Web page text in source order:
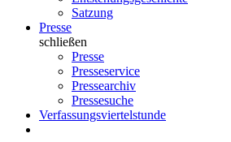
Satzung
Presse
schließen
Presse
Presseservice
Pressearchiv
Pressesuche
Verfassungsviertelstunde